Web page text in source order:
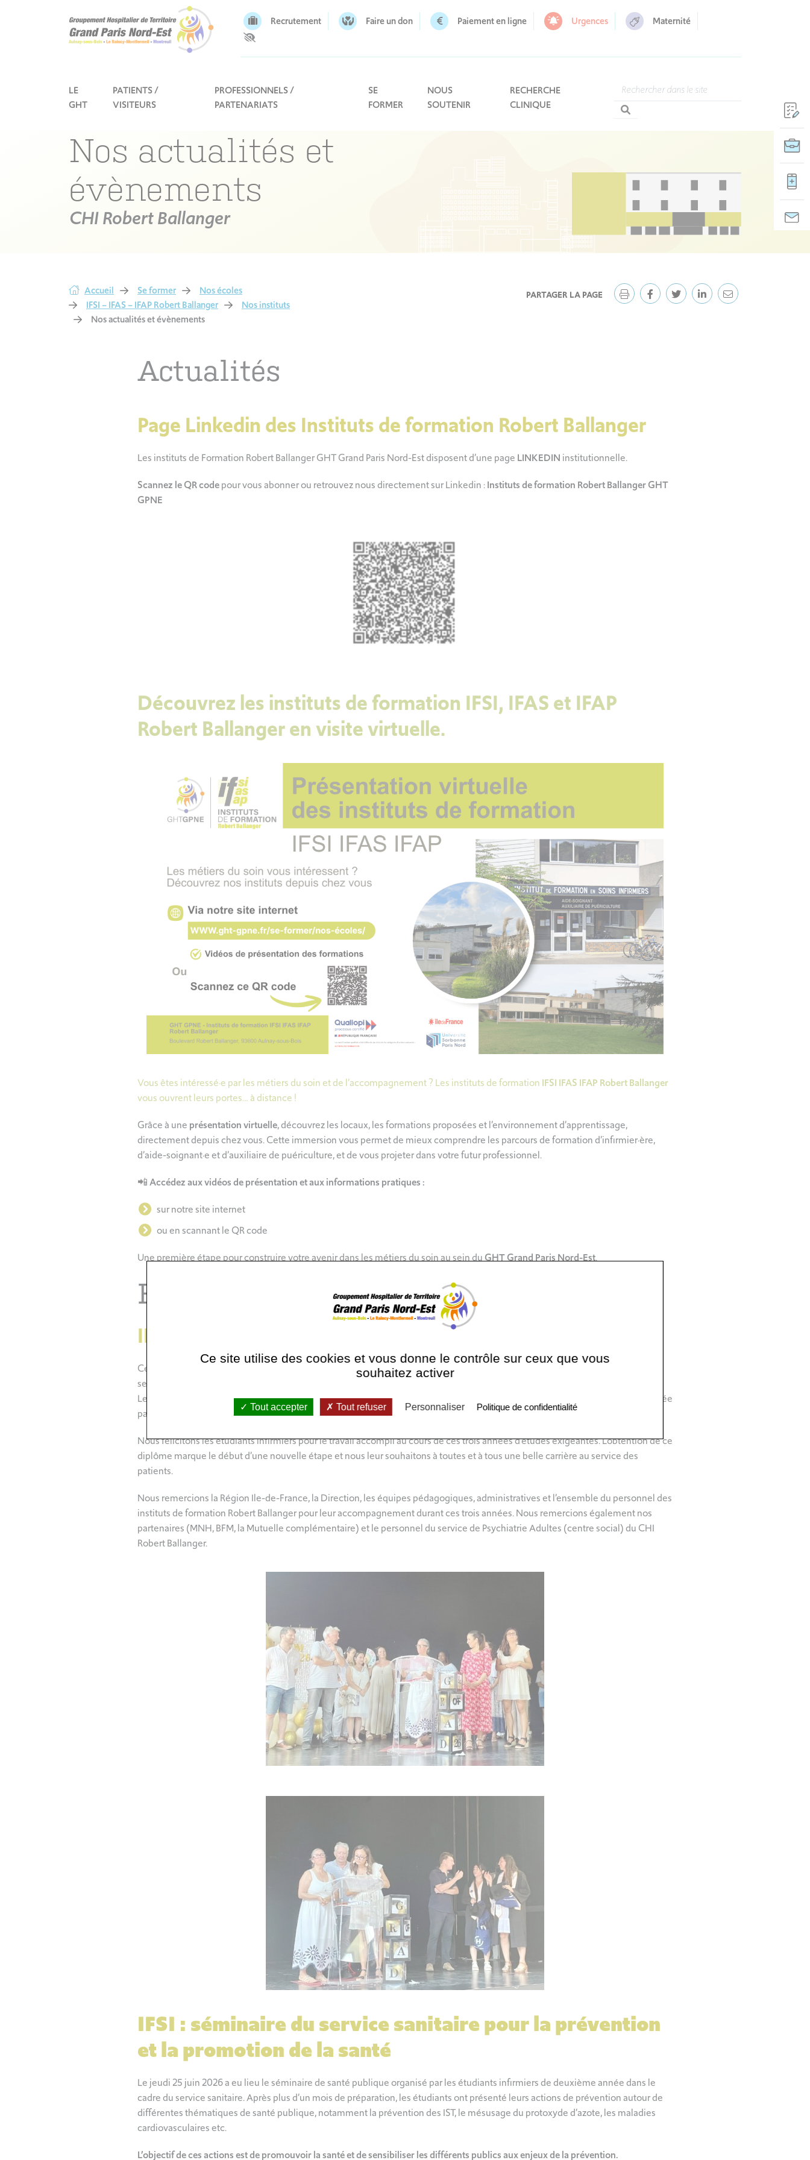
Recrutement Faire un don Paiement en ligne Urgences Maternité
LE
GHT
PATIENTS /
VISITEURS
PROFESSIONNELS /
PARTENARIATS
SE
FORMER
NOUS
SOUTENIR
RECHERCHE
CLINIQUE
Nos actualités et
évènements
CHI Robert Ballanger
Accueil Se former
Nos écoles
IFSI – IFAS – IFAP Robert Ballanger
Nos instituts
Nos actualités et évènements
PARTAGER LA PAGE
Actualités
Page Linkedin des Instituts de formation Robert Ballanger
Les instituts de Formation Robert Ballanger GHT Grand Paris Nord-Est disposent d’une page LINKEDIN institutionnelle.
Scannez le QR codepour vous abonner ou retrouvez nous directement sur Linkedin :Instituts de formation Robert Ballanger GHT
GPNE
Découvrez les instituts de formation IFSI, IFAS et IFAP
Robert Ballanger en visite virtuelle.
Vous êtes intéressé·e par les métiers du soin et de l’accompagnement ? Les instituts de formation IFSI IFAS IFAP Robert Ballanger
vous ouvrent leurs portes… à distance !
Grâce à une présentation virtuelle, découvrez les locaux, les formations proposées et l’environnement d’apprentissage,
directement depuis chez vous. Cette immersion vous permet de mieux comprendre les parcours de formation d’infirmier·ère,
d’aide-soignant·e et d’auxiliaire de puériculture, et de vous projeter dans votre futur professionnel.
📲Accédez aux vidéos de présentation et aux informations pratiques :
sur notre site internet
ou en scannant le QR code
Une première étape pour construire votre avenir dans les métiers du soin au sein duGHT Grand Paris Nord-Est.
Evènements
IFSI : cérémonie des diplômés d’État en soins infirmiers
Ce vendredi 10 juillet 2026 s’est tenue la cérémonie des diplômés d’État en soins infirmiers au sein de la salle de spectacle du
service de Psychiatrie Adultes du CHI Robert Ballanger.
Les étudiants infirmiers ont choisi de nommer leur promotion
car elle est une infirmière engagée, passionnée
par l’éducation et la santé des femmes.Et à travers son parcours, Anna Qabale Duba incarne les valeurs de la profession.
Nous félicitons les étudiants infirmiers pour le travail accompli au cours de ces trois années d’études exigeantes. L’obtention de ce
diplôme marque le début d’une nouvelle étape et nous leur souhaitons à toutes et à tous une belle carrière au service des
patients.
Nous remercions la Région Ile-de-France, la Direction, les équipes pédagogiques, administratives et l’ensemble du personnel des
instituts de formation Robert Ballanger pour leur accompagnement durant ces trois années. Nous remercions également nos
partenaires (MNH, BFM, la Mutuelle complémentaire) et le personnel du service de Psychiatrie Adultes (centre social) du CHI
Robert Ballanger.
IFSI : séminaire du service sanitaire pour la prévention
et la promotion de la santé
Le jeudi 25 juin 2026 a eu lieu le séminaire de santé publique organisé par les étudiants infirmiers de deuxième année dans le
cadre du service sanitaire. Après plus d’un mois de préparation, les étudiants ont présenté leurs actions de prévention autour de
différentes thématiques de santé publique, notamment la prévention des IST, le mésusage du protoxyde d’azote, les maladies
cardiovasculaires etc.
L’objectif de ces actions est de promouvoir la santé et de sensibiliser les différents publics aux enjeux de la prévention.
Ce site utilise des cookies et vous donne le contrôle sur ceux que vous
souhaitez activer
Tout accepter Tout refuser Personnaliser Politique de confidentialité